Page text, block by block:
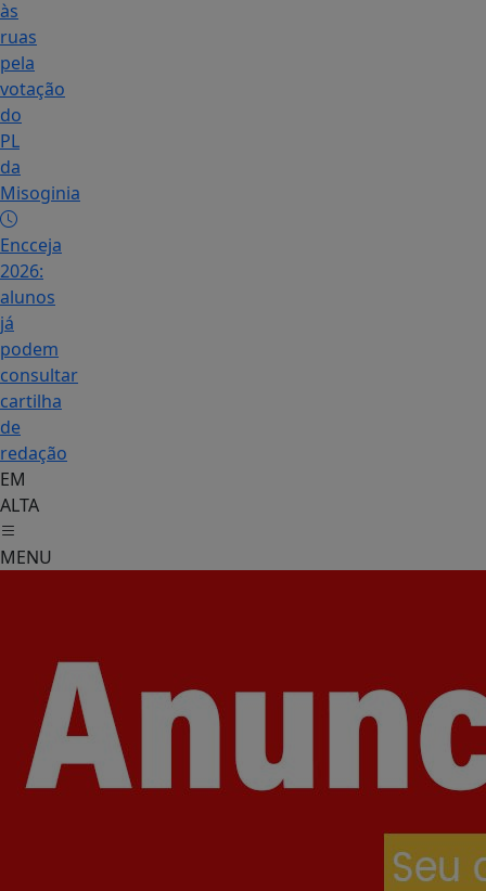
às
ruas
pela
votação
do
PL
da
Misoginia
Encceja
2026:
alunos
já
podem
consultar
cartilha
de
redação
EM
ALTA
MENU